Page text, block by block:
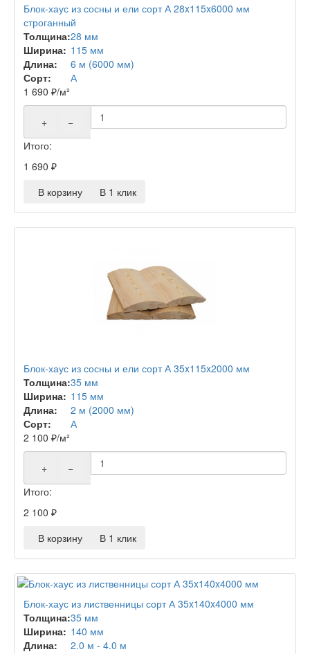
Блок-хаус из сосны и ели сорт А 28x115x6000 мм
строганный
Толщина:28 мм
Ширина: 115 мм
Длина:
6 м (6000 мм)
Сорт:
А
1 690 ₽/м²
+
−
Итого:
1 690 ₽
В корзину
В 1 клик
Блок-хаус из сосны и ели сорт А 35x115x2000 мм
Толщина:35 мм
Ширина: 115 мм
Длина:
2 м (2000 мм)
Сорт:
А
2 100 ₽/м²
+
−
Итого:
2 100 ₽
В корзину
В 1 клик
Блок-хаус из лиственницы сорт А 35x140x4000 мм
Толщина:35 мм
Ширина: 140 мм
Длина:
2.0 м - 4.0 м